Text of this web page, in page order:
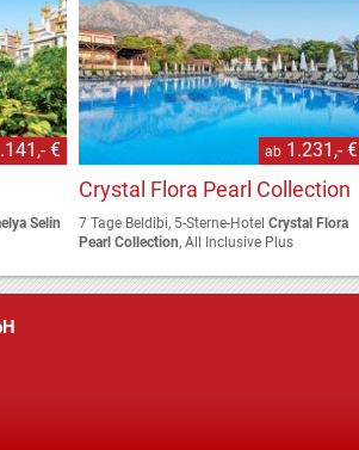
€
Selin
ab1.231,- €
Crystal Flora Pearl Collection
7 Tage Beldibi, 5-Sterne-Hotel Crystal Flora
Pearl Collection, All Inclusive Plus